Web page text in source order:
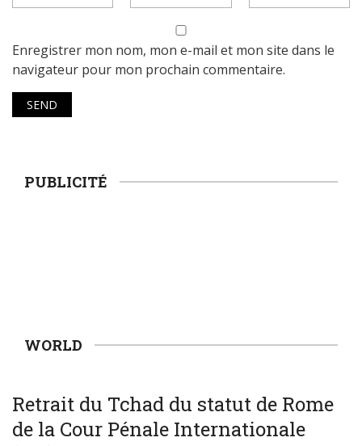
Enregistrer mon nom, mon e-mail et mon site dans le
navigateur pour mon prochain commentaire.
PUBLICITÉ
WORLD
Retrait du Tchad du statut de Rome
de la Cour Pénale Internationale